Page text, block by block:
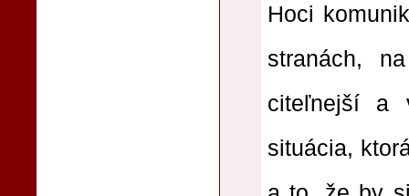
Hoci
stranách,
citeľnejší a
situácia,